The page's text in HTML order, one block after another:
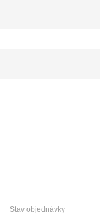
Stav objednávky